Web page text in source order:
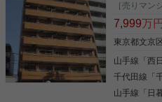
［売りマン
7,999万円
東京都文京
山手線 「西
千代田線 「
山手線 「 日